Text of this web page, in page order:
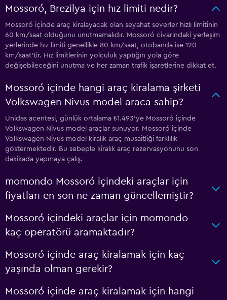
Mossoró, Brezilya için hız limiti nedir?
Mossoró içinde araç kiralayacak olan seyahat severler hızlı limitinin
60 km/saat olduğunu unutmamalıdır. Mossoró civarındaki yerleşim
yerlerinde hız limiti genellikle 80 km/saat, otobanda ise 120
km/saat'tir. Hız limitlerinin yolculuk yaptığın yola göre
değişebileceğini unutma ve her zaman trafik işaretlerine dikkat et.
Mossoró içinde hangi araç kiralama şirketi
Volkswagen Nivus model araca sahip?
Unidas acentesi, günlük ortalama ₺1.493'ye Mossoró içinde
Volkswagen Nivus model araçlar sunuyor. Mossoró içinde
Volkswagen Nivus model kiralık araç müsaitliği farklılık
göstermektedir. Bu sebeple kiralık araç rezervasyonunu son
dakikada yapmaya çalış.
momondo Mossoró içindeki araçlar için
fiyatları en son ne zaman güncellemiştir?
Mossoró içindeki araçlar için momondo
kaç operatörü aramaktadır?
Mossoró içinde araç kiralamak için kaç
yaşında olman gerekir?
Mossoró içinde araç kiralamak için hangi